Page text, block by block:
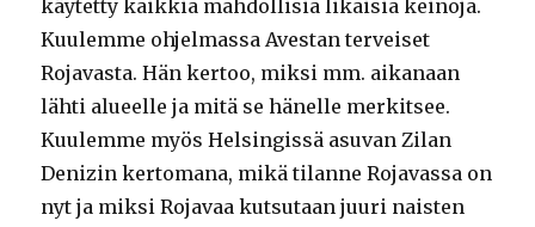
käytetty kaikkia mahdollisia likaisia keinoja.
Kuulemme ohjelmassa Avestan terveiset
Rojavasta. Hän kertoo, miksi mm. aikanaan
lähti alueelle ja mitä se hänelle merkitsee.
Kuulemme myös Helsingissä asuvan Zilan
Denizin kertomana, mikä tilanne Rojavassa on
nyt ja miksi Rojavaa kutsutaan juuri naisten